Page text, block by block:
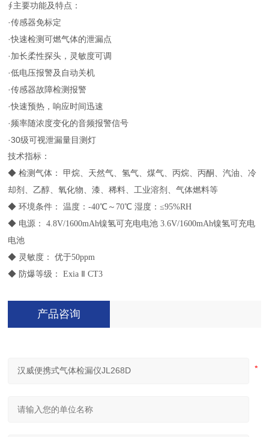
∮主要功能及特点：
·传感器免标定
·快速检测可燃气体的泄漏点
·加长柔性探头，灵敏度可调
·低电压报警及自动关机
·传感器故障检测报警
·快速预热，响应时间迅速
·频率随浓度变化的音频报警信号
·30级可视泄漏量目测灯
技术指标：
◆ 检测气体： 甲烷、天然气、氢气、煤气、丙烷、丙酮、汽油、冷
却剂、乙醇、氧化物、漆、稀料、工业溶剂、气体燃料等
◆ 环境条件： 温度：-40℃～70℃ 湿度：≤95%RH
◆ 电源： 4.8V/1600mAh镍氢可充电电池 3.6V/1600mAh镍氢可充电
电池
◆ 灵敏度： 优于50ppm
◆ 防爆等级： Exia Ⅱ CT3
产品咨询